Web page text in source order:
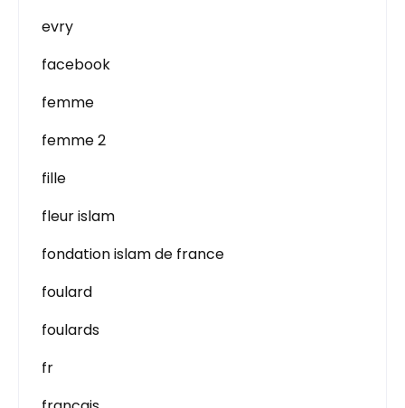
evry
facebook
femme
femme 2
fille
fleur islam
fondation islam de france
foulard
foulards
fr